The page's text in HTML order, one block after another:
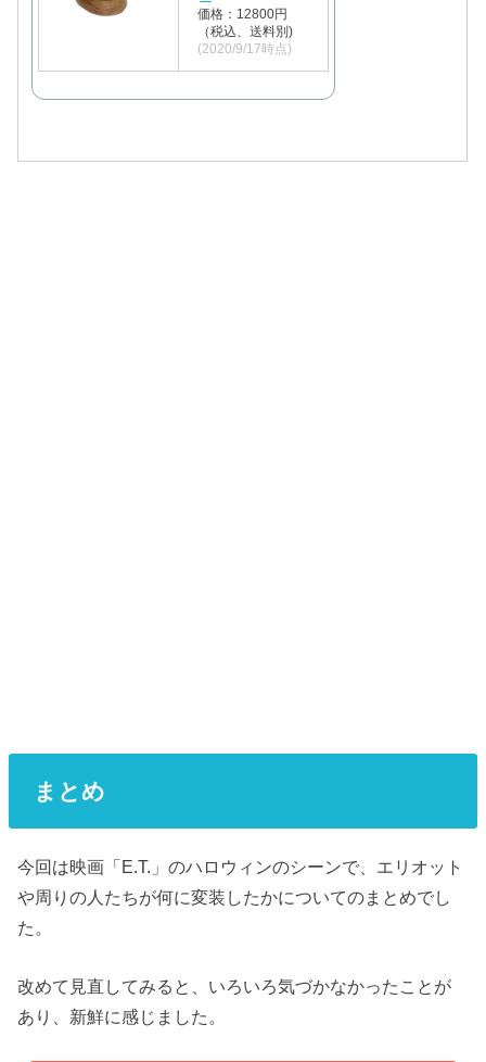
価格：12800円
（税込、送料別)
(2020/9/17時点)
まとめ
今回は映画「E.T.」のハロウィンのシーンで、エリオット
や周りの人たちが何に変装したかについてのまとめでし
た。
改めて見直してみると、いろいろ気づかなかったことが
あり、新鮮に感じました。